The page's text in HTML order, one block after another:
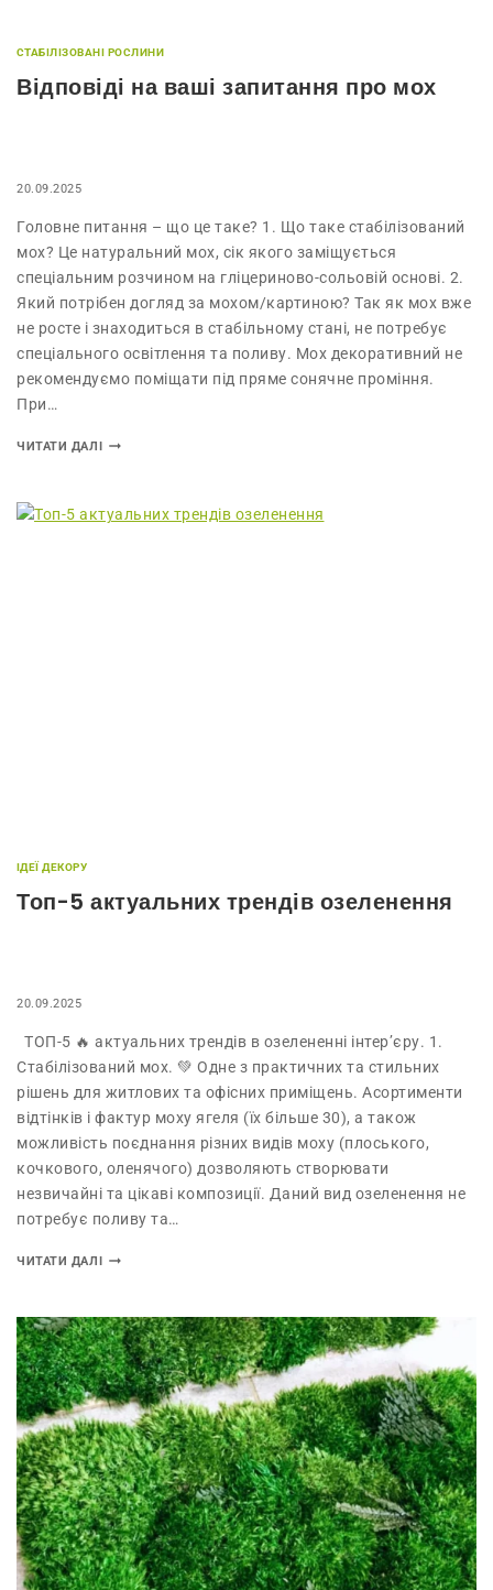
СТАБІЛІЗОВАНІ РОСЛИНИ
Відповіді на ваші запитання про мох
20.09.2025
Головне питання – що це таке? 1. Що таке стабілізований
мох? Це натуральний мох, сік якого заміщується
спеціальним розчином на гліцериново-сольовій основі. 2.
Який потрібен догляд за мохом/картиною? Так як мох вже
не росте і знаходиться в стабільному стані, не потребує
спеціального освітлення та поливу. Мох декоративний не
рекомендуємо поміщати під пряме сонячне проміння.
При…
ЧИТАТИ ДАЛІ
ІДЕЇ ДЕКОРУ
Топ-5 актуальних трендів озеленення
20.09.2025
ТОП-5 🔥 актуальних трендів в озелененні інтер’єру. 1.
Стабілізований мох. 💚 Одне з практичних та стильних
рішень для житлових та офісних приміщень. Асортименти
відтінків і фактур моху ягеля (їх більше 30), а також
можливість поєднання різних видів моху (плоського,
кочкового, оленячого) дозволяють створювати
незвичайні та цікаві композиції. Даний вид озеленення не
потребує поливу та…
ЧИТАТИ ДАЛІ